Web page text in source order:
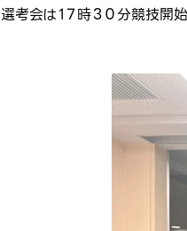
選考会は１７時３０分競技開